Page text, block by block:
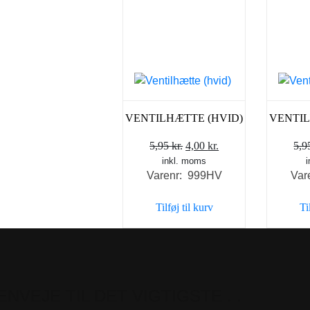
VENTILHÆTTE (HVID)
5,95kr. Den
oprindelige
pris
5,95 kr..
4,00kr.
pris
inkl. moms
Varenr: 999HV
Tilføj til kurv